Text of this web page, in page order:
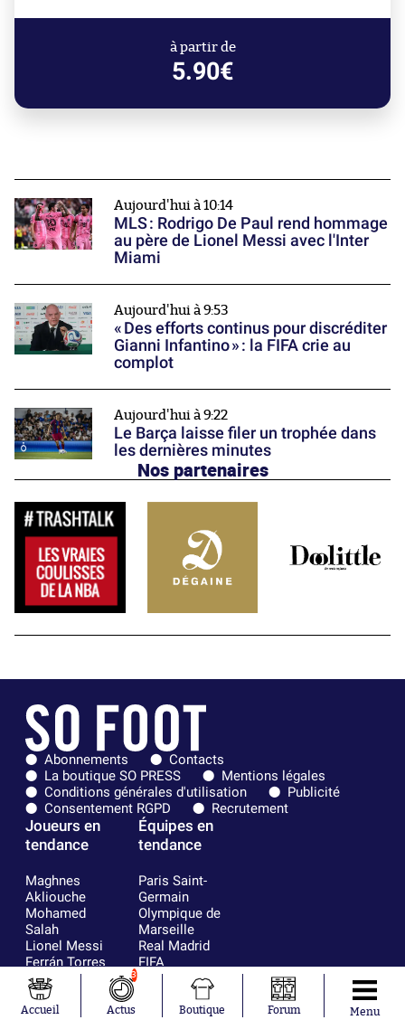
à partir de
5.90€
Aujourd'hui à 10:14
MLS : Rodrigo De Paul rend hommage
au père de Lionel Messi avec l'Inter
Miami
Aujourd'hui à 9:53
« Des efforts continus pour discréditer
Gianni Infantino » : la FIFA crie au
complot
Aujourd'hui à 9:22
Le Barça laisse filer un trophée dans
les dernières minutes
Nos partenaires
Abonnements
Contacts
La boutique SO PRESS
Mentions légales
Conditions générales d'utilisation
Publicité
Consentement RGPD
Recrutement
Joueurs en
tendance
Maghnes
Akliouche
Mohamed
Salah
Lionel Messi
Ferrán Torres
Kilian Corredor
Franco
Mastantuono
Équipes en
tendance
Paris Saint-
Germain
Olympique de
Marseille
Real Madrid
FIFA
Olympique
AS Monaco
Accueil
3
Actus Boutique Forum Menu